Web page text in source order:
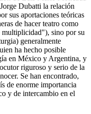
Dubatti la relación
sus aportaciones teóricas
de hacer teatro como
sino por su
generalmente
ha hecho posible
en México y Argentina, y
riguroso y serio de la
Se han encontrado,
de enorme importancia
y de intercambio en el